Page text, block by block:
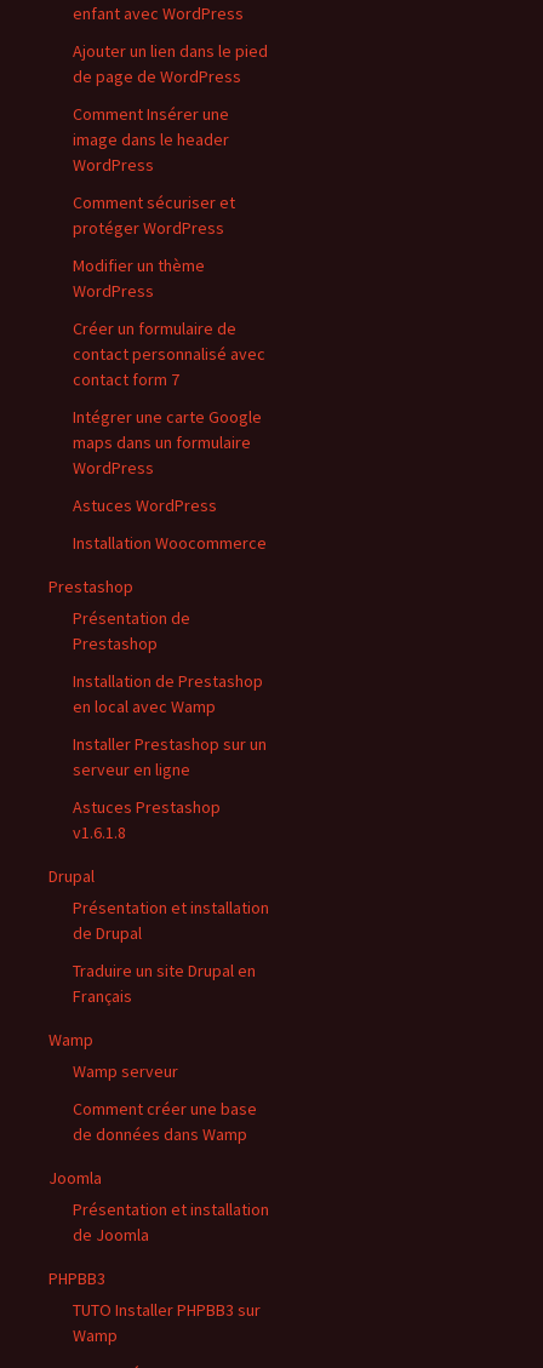
enfant avec WordPress
Ajouter un lien dans le pied
de page de WordPress
Comment Insérer une
image dans le header
WordPress
Comment sécuriser et
protéger WordPress
Modifier un thème
WordPress
Créer un formulaire de
contact personnalisé avec
contact form 7
Intégrer une carte Google
maps dans un formulaire
WordPress
Astuces WordPress
Installation Woocommerce
Prestashop
Présentation de
Prestashop
Installation de Prestashop
en local avec Wamp
Installer Prestashop sur un
serveur en ligne
Astuces Prestashop
v1.6.1.8
Drupal
Présentation et installation
de Drupal
Traduire un site Drupal en
Français
Wamp
Wamp serveur
Comment créer une base
de données dans Wamp
Joomla
Présentation et installation
de Joomla
PHPBB3
TUTO Installer PHPBB3 sur
Wamp